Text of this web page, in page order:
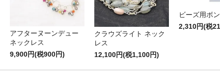
アフターヌーンデュー
ネックレス
9,900円(税900円)
クラウズライト ネック
レス
12,100円(税1,100円)
ビーズ用ボ
2,310円(税